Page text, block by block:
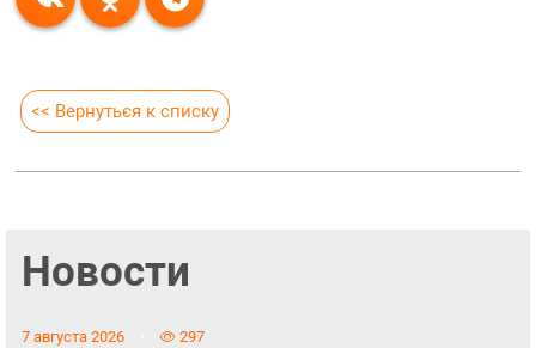
<< Вернуться к списку
Новости
7 августа 2026 297